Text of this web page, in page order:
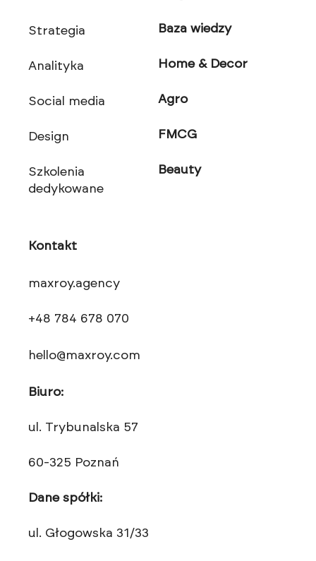
Strategia
Analityka
Social media
Design
Szkolenia
dedykowane
Kontakt
maxroy.agency
+48 784 678 070
hello@maxroy.com
Biuro:
ul. Trybunalska 57
60-325 Poznań
Dane spółki:
ul. Głogowska 31/33
Baza wiedzy
Home & Decor
Agro
FMCG
Beauty